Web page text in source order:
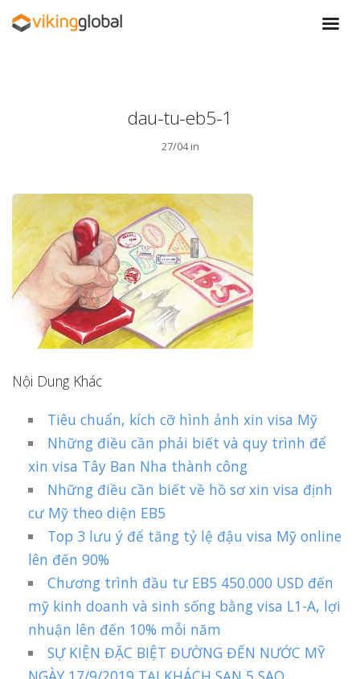
dau-tu-eb5-1
27/04 in
Nội Dung Khác
Tiêu chuẩn, kích cỡ hình ảnh xin visa Mỹ
Những điều cần phải biết và quy trình để
xin visa Tây Ban Nha thành công
Những điều cần biết về hồ sơ xin visa định
cư Mỹ theo diện EB5
Top 3 lưu ý để tăng tỷ lệ đậu visa Mỹ online
lên đến 90%
Chương trình đầu tư EB5 450.000 USD đến
mỹ kinh doanh và sinh sống bằng visa L1-A, lợi
nhuận lên đến 10% mỗi năm
SỰ KIỆN ĐẶC BIỆT ĐƯỜNG ĐẾN NƯỚC MỸ